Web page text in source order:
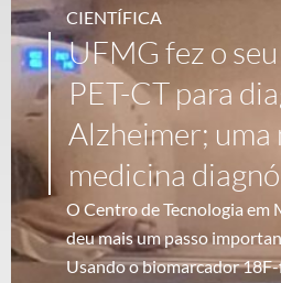
CIENTÍFICA
UFMG fez o
PET-CT para
Alzheimer; uma
medicina
O Centro de Tecnologia em
deu mais um passo
Usando o biomarcador